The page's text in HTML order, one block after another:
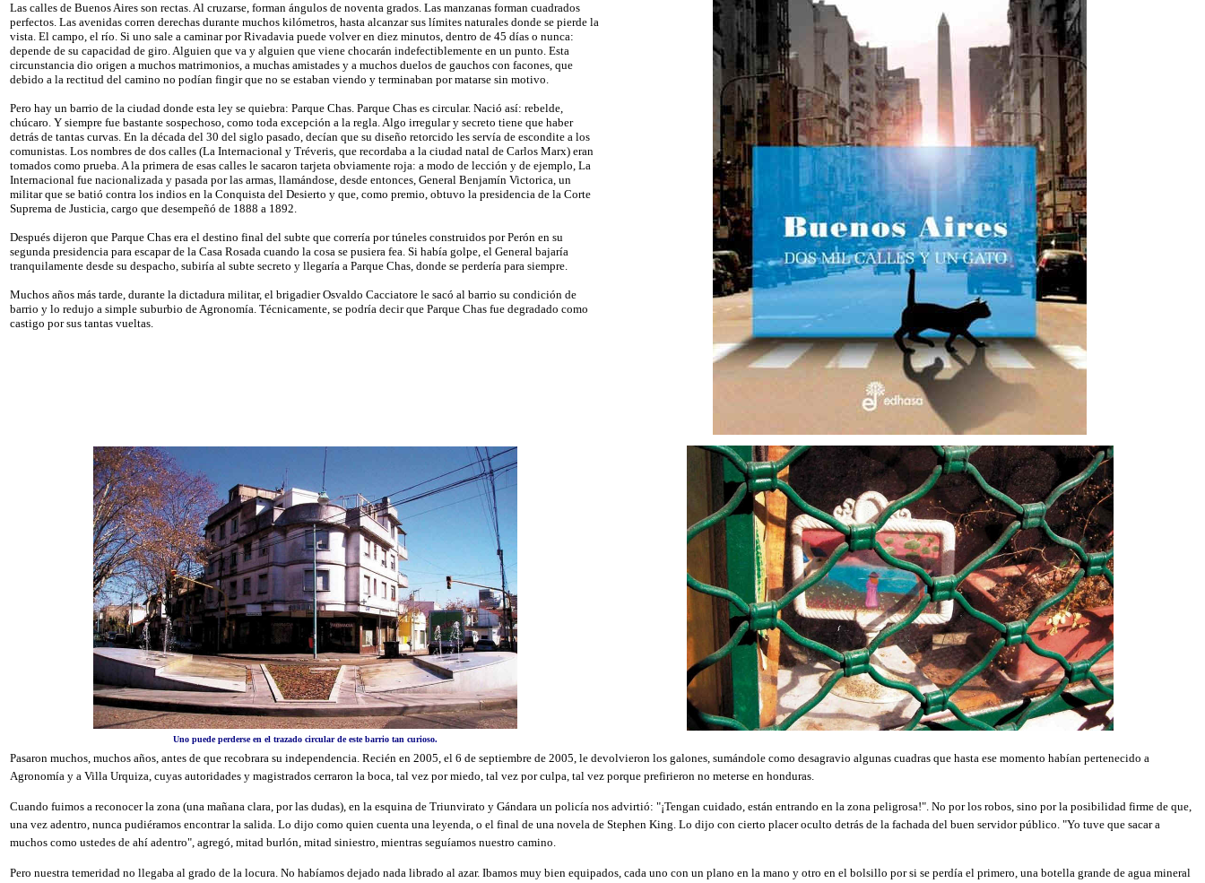
Las calles de Buenos Aires son rectas. Al cruzarse, forman ángulos de noventa grados. Las manzanas forman cuadrados
perfectos. Las avenidas corren derechas durante muchos kilómetros, hasta alcanzar sus límites naturales donde se pierde la
vista. El campo, el río. Si uno sale a caminar por Rivadavia puede volver en diez minutos, dentro de 45 días o nunca:
depende de su capacidad de giro. Alguien que va y alguien que viene chocarán indefectiblemente en un punto. Esta
circunstancia dio origen a muchos matrimonios, a muchas amistades y a muchos duelos de gauchos con facones, que
debido a la rectitud del camino no podían fingir que no se estaban viendo y terminaban por matarse sin motivo.
Pero hay un barrio de la ciudad donde esta ley se quiebra: Parque Chas. Parque Chas es circular. Nació así: rebelde,
chúcaro. Y siempre fue bastante sospechoso, como toda excepción a la regla. Algo irregular y secreto tiene que haber
detrás de tantas curvas. En la década del 30 del siglo pasado, decían que su diseño retorcido les servía de escondite a los
comunistas. Los nombres de dos calles (La Internacional y Tréveris, que recordaba a la ciudad natal de Carlos Marx) eran
tomados como prueba. A la primera de esas calles le sacaron tarjeta obviamente roja: a modo de lección y de ejemplo, La
Internacional fue nacionalizada y pasada por las armas, llamándose, desde entonces, General Benjamín Victorica, un
militar que se batió contra los indios en la Conquista del Desierto y que, como premio, obtuvo la presidencia de la Corte
Suprema de Justicia, cargo que desempeñó de 1888 a 1892.
Después dijeron que Parque Chas era el destino final del subte que correría por túneles construidos por Perón en su
segunda presidencia para escapar de la Casa Rosada cuando la cosa se pusiera fea. Si había golpe, el General bajaría
tranquilamente desde su despacho, subiría al subte secreto y llegaría a Parque Chas, donde se perdería para siempre.
Muchos años más tarde, durante la dictadura militar, el brigadier Osvaldo Cacciatore le sacó al barrio su condición de
barrio y lo redujo a simple suburbio de Agronomía. Técnicamente, se podría decir que Parque Chas fue degradado como
castigo por sus tantas vueltas.
Uno puede perderse en el trazado circular de este barrio tan curioso.
Pasaron muchos, muchos años, antes de que recobrara su independencia. Recién en 2005, el 6 de septiembre de 2005, le devolvieron los galones, sumándole como desagravio algunas cuadras que hasta ese momento habían pertenecido a
Agronomía y a Villa Urquiza, cuyas autoridades y magistrados cerraron la boca, tal vez por miedo, tal vez por culpa, tal vez porque prefirieron no meterse en honduras.
Cuando fuimos a reconocer la zona (una mañana clara, por las dudas), en la esquina de Triunvirato y Gándara un policía nos advirtió: "¡Tengan cuidado, están entrando en la zona peligrosa!". No por los robos, sino por la posibilidad firme de que,
una vez adentro, nunca pudiéramos encontrar la salida. Lo dijo como quien cuenta una leyenda, o el final de una novela de Stephen King. Lo dijo con cierto placer oculto detrás de la fachada del buen servidor público. "Yo tuve que sacar a
muchos como ustedes de ahí adentro", agregó, mitad burlón, mitad siniestro, mientras seguíamos nuestro camino.
Pero nuestra temeridad no llegaba al grado de la locura. No habíamos dejado nada librado al azar. Ibamos muy bien equipados, cada uno con un plano en la mano y otro en el bolsillo por si se perdía el primero, una botella grande de agua mineral